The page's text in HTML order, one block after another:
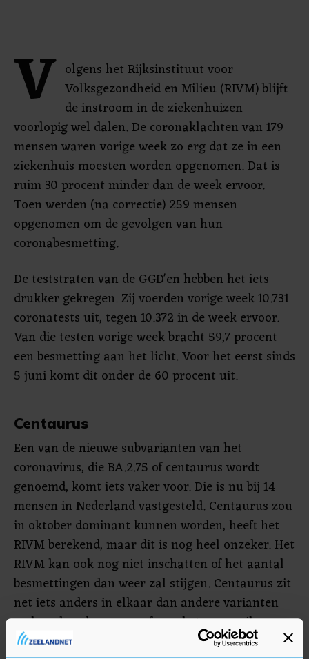
V olgens het Rijksinstituut voor
Volksgezondheid en Milieu (RIVM) blijft
de instroom in de ziekenhuizen
voorlopig wel dalen. De coronaklachten van 179
mensen waren vorige week zo erg dat ze in een
ziekenhuis moesten worden opgenomen. Dat is
ruim 30 procent minder dan de week ervoor.
Toen werden (na correctie) 259 mensen
opgenomen om de gevolgen van hun
coronabesmetting.
De teststraten van de GGD'en hebben het iets
drukker gekregen. Zij voerden vorige week 10.731
coronatests uit, tegen 10.372 in de week ervoor.
Van die testen vorige week bracht 59,7 procent
een besmetting aan het licht. Voor het eerst sinds
5 juni komt dit onder de 60 procent uit.
Centaurus
Een van de nieuwe subvarianten van het
coronavirus, die BA.2.75 of centaurus wordt
genoemd, komt iets vaker voor. Die is nu bij 14
mensen in Nederland vastgesteld. Centaurus zou
in oktober dominant kunnen worden, heeft het
RIVM berekend, maar dit is nog heel onzeker. Het
RIVM kan ook nog niet inschatten of het aantal
besmettingen dan weer zal stijgen. Centaurus zit
net iets anders in elkaar dan andere varianten
en kan daardoor onze afweer beter omzeilen,
maar mensen lijken er niet zieker door te